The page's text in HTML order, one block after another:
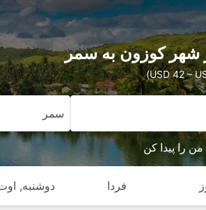
شهر کوزون به سمر
سمر
من را پیدا کن
فردا دوشنبه, اوت